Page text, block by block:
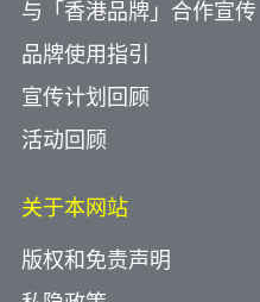
与「香港品牌」合作宣传
品牌使用指引
宣传计划回顾
活动回顾
关于本网站
版权和免责声明